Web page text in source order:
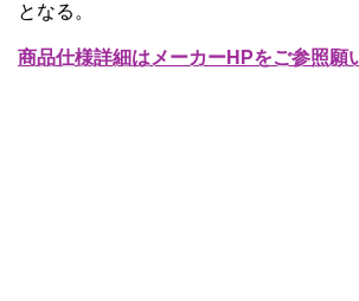
となる。
商品仕様詳細はメーカーHPをご参照願